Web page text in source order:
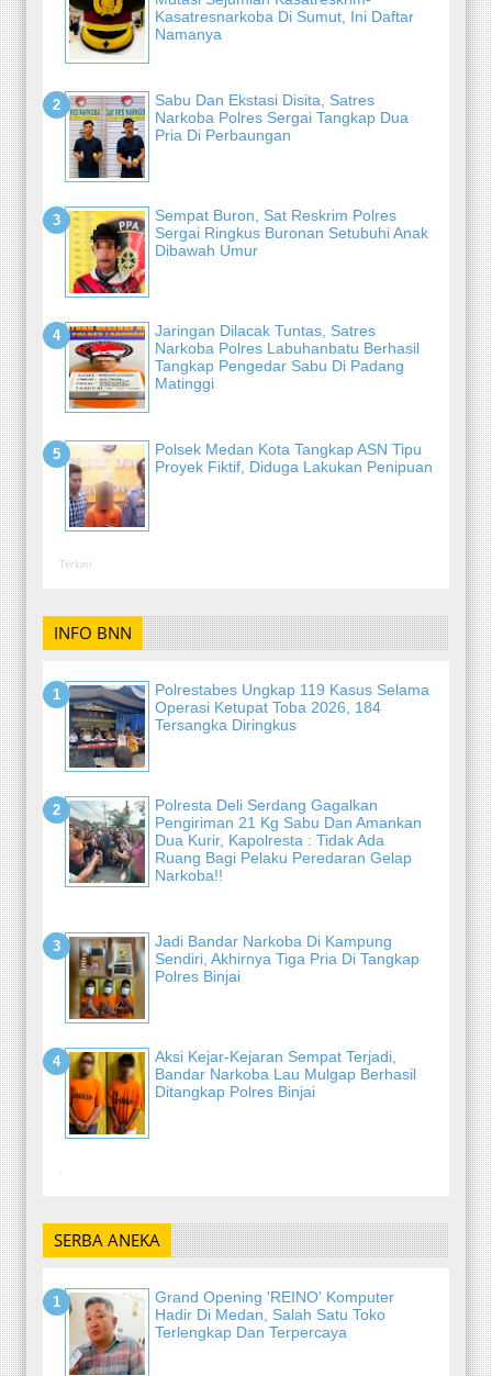
Kasatresnarkoba Di Sumut, Ini Daftar
Namanya
Sabu Dan Ekstasi Disita, Satres
Narkoba Polres Sergai Tangkap Dua
Pria Di Perbaungan
Sempat Buron, Sat Reskrim Polres
Sergai Ringkus Buronan Setubuhi Anak
Dibawah Umur
Jaringan Dilacak Tuntas, Satres
Narkoba Polres Labuhanbatu Berhasil
Tangkap Pengedar Sabu Di Padang
Matinggi
Polsek Medan Kota Tangkap ASN Tipu
Proyek Fiktif, Diduga Lakukan Penipuan
Terkini
INFO BNN
Polrestabes Ungkap 119 Kasus Selama
Operasi Ketupat Toba 2026, 184
Tersangka Diringkus
Polresta Deli Serdang Gagalkan
Pengiriman 21 Kg Sabu Dan Amankan
Dua Kurir, Kapolresta : Tidak Ada
Ruang Bagi Pelaku Peredaran Gelap
Narkoba!!
Jadi Bandar Narkoba Di Kampung
Sendiri, Akhirnya Tiga Pria Di Tangkap
Polres Binjai
Aksi Kejar-Kejaran Sempat Terjadi,
Bandar Narkoba Lau Mulgap Berhasil
Ditangkap Polres Binjai
-
SERBA ANEKA
Grand Opening 'REINO' Komputer
Hadir Di Medan, Salah Satu Toko
Terlengkap Dan Terpercaya